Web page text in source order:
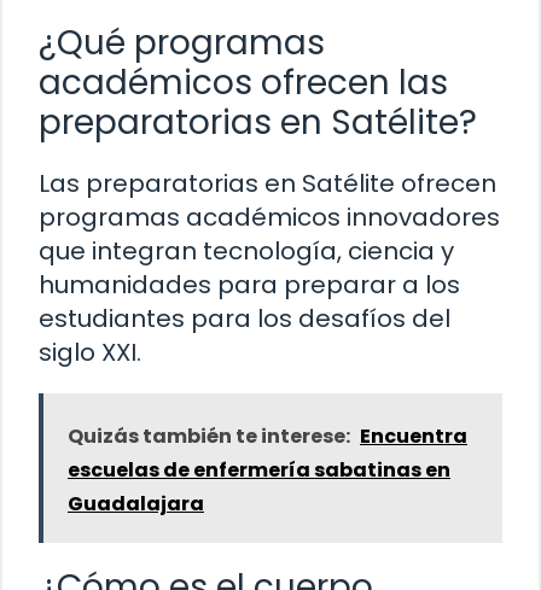
¿Qué programas
académicos ofrecen las
preparatorias en Satélite?
Las preparatorias en Satélite ofrecen
programas académicos innovadores
que integran tecnología, ciencia y
humanidades para preparar a los
estudiantes para los desafíos del
siglo XXI.
Quizás también te interese: Encuentra
escuelas de enfermería sabatinas en
Guadalajara